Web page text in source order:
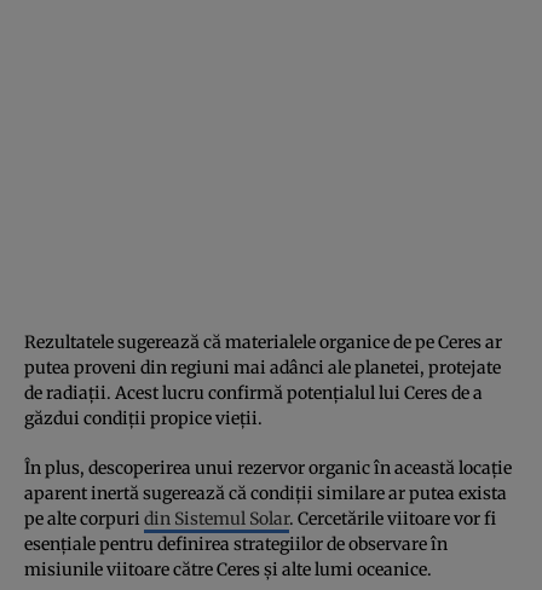
Rezultatele sugerează că materialele organice de pe Ceres ar
putea proveni din regiuni mai adânci ale planetei, protejate
de radiații. Acest lucru confirmă potențialul lui Ceres de a
găzdui condiții propice vieții.
În plus, descoperirea unui rezervor organic în această locație
aparent inertă sugerează că condiții similare ar putea exista
pe alte corpuri din Sistemul Solar. Cercetările viitoare vor fi
esențiale pentru definirea strategiilor de observare în
misiunile viitoare către Ceres și alte lumi oceanice.